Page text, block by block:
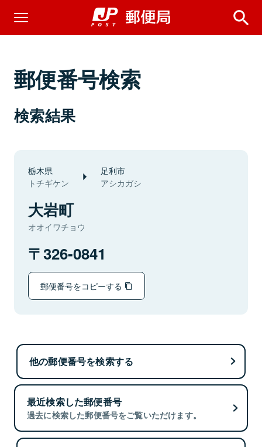
郵便番号検索
検索結果
栃木県
トチギケン
足利市
アシカガシ
大岩町
オオイワチョウ
326-0841
郵便番号をコピーする
他の郵便番号を検索する
最近検索した郵便番号
過去に検索した郵便番号をご覧いただけます。